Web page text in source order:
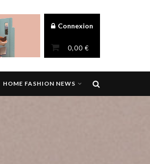
Connexion
0,00 €
HOME FASHION NEWS